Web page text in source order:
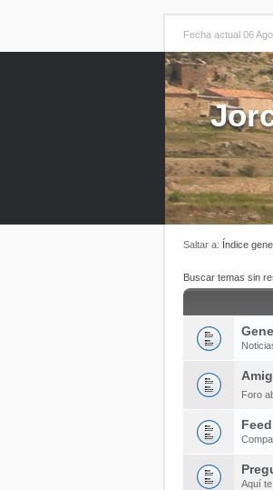
Fecha actual 06
Saltar a: Índice
Buscar temas sin
Foro
Aquí